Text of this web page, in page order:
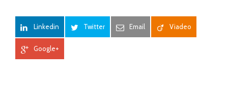
Linkedin Twitter Email Viadeo
Google+